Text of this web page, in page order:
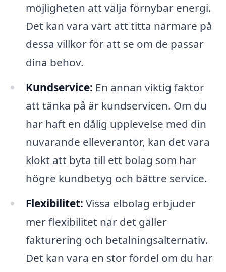
möjligheten att välja förnybar energi.
Det kan vara värt att titta närmare på
dessa villkor för att se om de passar
dina behov.
Kundservice: En annan viktig faktor
att tänka på är kundservicen. Om du
har haft en dålig upplevelse med din
nuvarande elleverantör, kan det vara
klokt att byta till ett bolag som har
högre kundbetyg och bättre service.
Flexibilitet: Vissa elbolag erbjuder
mer flexibilitet när det gäller
fakturering och betalningsalternativ.
Det kan vara en stor fördel om du har